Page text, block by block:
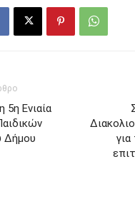
5η Ενιαία
Δήμου